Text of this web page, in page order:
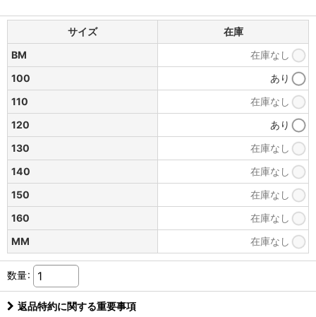
サイズ
在庫
BM
在庫なし
100
あり
110
在庫なし
120
あり
130
在庫なし
140
在庫なし
150
在庫なし
160
在庫なし
MM
在庫なし
数量:
返品特約に関する重要事項